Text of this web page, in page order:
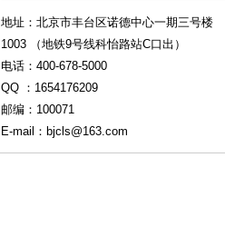
地址：北京市丰台区诺德中心一期三号楼
1003 （地铁9号线科怡路站C口出）
电话：400-678-5000
QQ ：1654176209
邮编：100071
E-mail：bjcls@163.com